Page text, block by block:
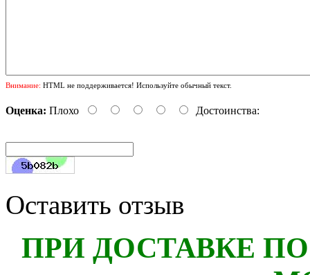
Внимание: HTML не поддерживается! Используйте обычный текст.
Оценка: Плохо Достоинства:
Оставить отзыв
ПРИ ДОСТАВКЕ